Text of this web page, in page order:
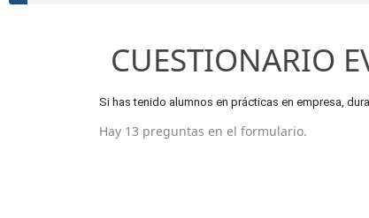
CUESTIONARIO
Si has tenido alumnos en prácticas en empresa,
Hay 13 preguntas en el formulario.